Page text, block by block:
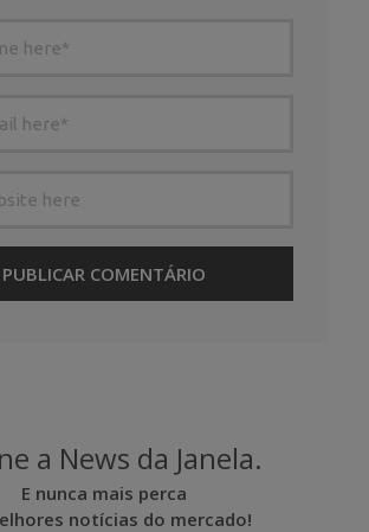
a News da Janela.
E nunca mais perca
notícias do mercado!